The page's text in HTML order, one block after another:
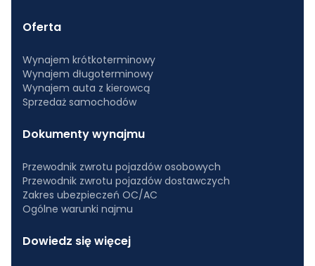
Oferta
Wynajem krótkoterminowy
Wynajem długoterminowy
Wynajem auta z kierowcą
Sprzedaż samochodów
Dokumenty wynajmu
Przewodnik zwrotu pojazdów osobowych
Przewodnik zwrotu pojazdów dostawczych
Zakres ubezpieczeń OC/AC
Ogólne warunki najmu
Dowiedz się więcej